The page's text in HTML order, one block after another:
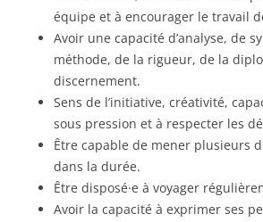
équipe et à encourager le travail
Avoir une capacité d’analyse, de
méthode, de la rigueur, de la
discernement.
Sens de l’initiative, créativité,
sous pression et à respecter les
Être capable de mener plusieurs
dans la durée.
Être disposé·e à voyager
Avoir la capacité à exprimer ses